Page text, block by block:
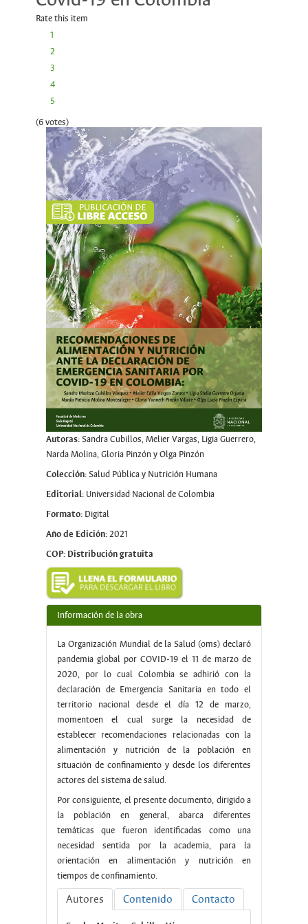
Rate this item
1
2
3
4
5
(6 votes)
Autoras:Sandra Cubillos, Melier Vargas, Ligia Guerrero,
Narda Molina, Gloria Pinzón y Olga Pinzón
Colección:Salud Pública y Nutrición Humana
Editorial:Universidad Nacional de Colombia
Formato: Digital
Año de Edición:2021
COP: Distribución gratuita
Información de la obra
La Organización Mundial de la Salud (oms) declaró
pandemia global por COVID-19 el 11 de marzo de
2020, por lo cual Colombia se adhirió con la
declaración de Emergencia Sanitaria en todo el
territorio nacional desde el día 12 de marzo,
momentoen el cual surge la necesidad de
establecer recomendaciones relacionadas con la
alimentación y nutrición de la población en
situación de confinamiento y desde los diferentes
actores del sistema de salud.
Por consiguiente, el presente documento, dirigido a
la población en general, abarca diferentes
temáticas que fueron identificadas como una
necesidad sentida por la academia, para la
orientación en alimentación y nutrición en
tiempos de confinamiento.
Autores Contenido Contacto